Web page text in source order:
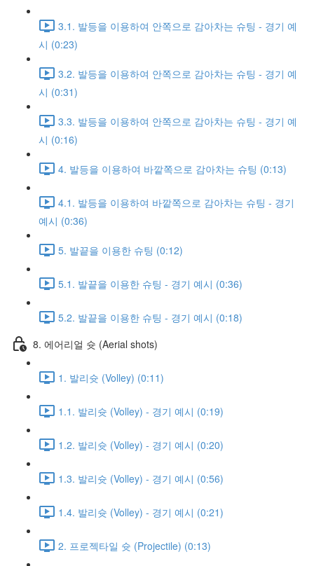
3.1. 발등을 이용하여 안쪽으로 감아차는 슈팅 - 경기 예
시 (0:23)
3.2. 발등을 이용하여 안쪽으로 감아차는 슈팅 - 경기 예
시 (0:31)
3.3. 발등을 이용하여 안쪽으로 감아차는 슈팅 - 경기 예
시 (0:16)
4. 발등을 이용하여 바깥쪽으로 감아차는 슈팅 (0:13)
4.1. 발등을 이용하여 바깥쪽으로 감아차는 슈팅 - 경기
예시 (0:36)
5. 발끝을 이용한 슈팅 (0:12)
5.1. 발끝을 이용한 슈팅 - 경기 예시 (0:36)
5.2. 발끝을 이용한 슈팅 - 경기 예시 (0:18)
8. 에어리얼 슛 (Aerial shots)
1. 발리슛 (Volley) (0:11)
1.1. 발리슛 (Volley) - 경기 예시 (0:19)
1.2. 발리슛 (Volley) - 경기 예시 (0:20)
1.3. 발리슛 (Volley) - 경기 예시 (0:56)
1.4. 발리슛 (Volley) - 경기 예시 (0:21)
2. 프로젝타일 슛 (Projectile) (0:13)